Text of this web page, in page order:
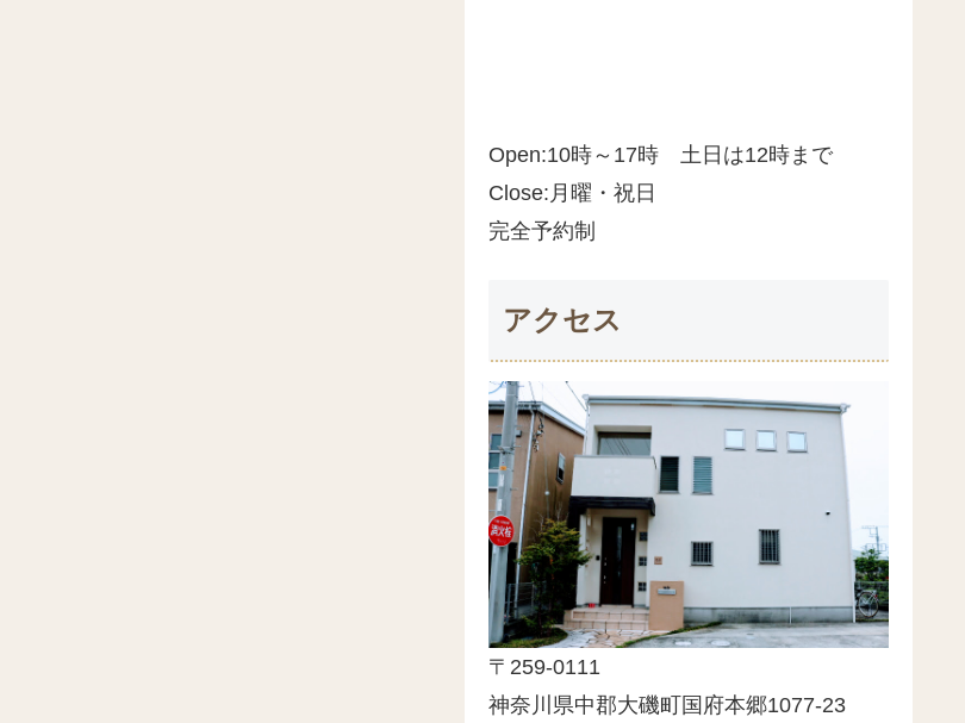
Open:10時～17時 土日は12時まで
Close:月曜・祝日
完全予約制
アクセス
〒259-0111
神奈川県中郡大磯町国府本郷1077-23